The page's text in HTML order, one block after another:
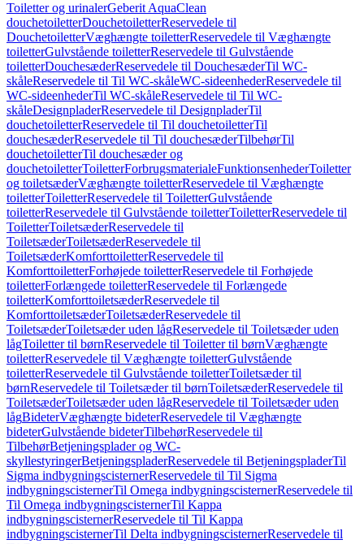
Toiletter og urinalerGeberit AquaClean
douchetoiletterDouchetoiletterReservedele til
DouchetoiletterVæghængte toiletterReservedele til Væghængte
toiletterGulvstående toiletterReservedele til Gulvstående
toiletterDouchesæderReservedele til DouchesæderTil WC-
skåleReservedele til Til WC-skåleWC-sideenhederReservedele til
WC-sideenhederTil WC-skåleReservedele til Til WC-
skåleDesignpladerReservedele til DesignpladerTil
douchetoiletterReservedele til Til douchetoiletterTil
douchesæderReservedele til Til douchesæderTilbehørTil
douchetoiletterTil douchesæder og
douchetoiletterToiletterForbrugsmaterialeFunktionsenhederToiletter
og toiletsæderVæghængte toiletterReservedele til Væghængte
toiletterToiletterReservedele til ToiletterGulvstående
toiletterReservedele til Gulvstående toiletterToiletterReservedele til
ToiletterToiletsæderReservedele til
ToiletsæderToiletsæderReservedele til
ToiletsæderKomforttoiletterReservedele til
KomforttoiletterForhøjede toiletterReservedele til Forhøjede
toiletterForlængede toiletterReservedele til Forlængede
toiletterKomforttoiletsæderReservedele til
KomforttoiletsæderToiletsæderReservedele til
ToiletsæderToiletsæder uden lågReservedele til Toiletsæder uden
lågToiletter til børnReservedele til Toiletter til børnVæghængte
toiletterReservedele til Væghængte toiletterGulvstående
toiletterReservedele til Gulvstående toiletterToiletsæder til
børnReservedele til Toiletsæder til børnToiletsæderReservedele til
ToiletsæderToiletsæder uden lågReservedele til Toiletsæder uden
lågBideterVæghængte bideterReservedele til Væghængte
bideterGulvstående bideterTilbehørReservedele til
TilbehørBetjeningsplader og WC-
skyllestyringerBetjeningspladerReservedele til BetjeningspladerTil
Sigma indbygningscisternerReservedele til Til Sigma
indbygningscisternerTil Omega indbygningscisternerReservedele til
Til Omega indbygningscisternerTil Kappa
indbygningscisternerReservedele til Til Kappa
indbygningscisternerTil Delta indbygningscisternerReservedele til